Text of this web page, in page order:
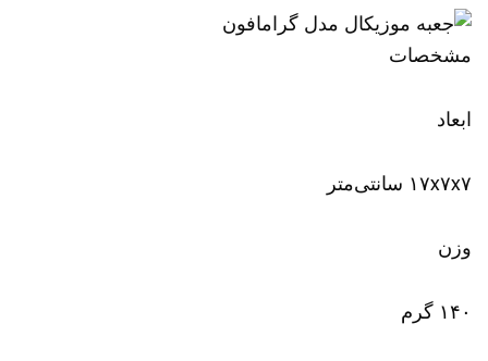
مشخصات
ابعاد
۱۷x۷x۷ سانتی‌متر
وزن
۱۴۰ گرم